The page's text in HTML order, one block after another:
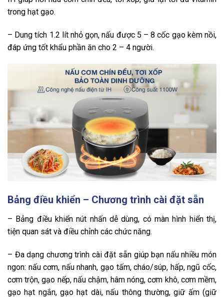
trong hạt gạo.
– Dung tích 1.2 lít nhỏ gọn, nấu được 5 – 8 cốc gạo kèm nồi,
đáp ứng tốt khẩu phần ăn cho 2 – 4 người.
Bảng điều khiển – Chương trình cài đặt sẵn
– Bảng điều khiển nút nhấn dễ dùng, có màn hình hiển thị,
tiện quan sát và điều chỉnh các chức năng.
– Đa dạng chương trình cài đặt sẵn giúp bạn nấu nhiều món
ngon: nấu cơm, nấu nhanh, gạo tấm, cháo/súp, hấp, ngũ cốc,
cơm trộn, gạo nếp, nấu chậm, hâm nóng, cơm khô, cơm mềm,
gạo hạt ngắn, gạo hạt dài, nấu thông thường, giữ ấm (giữ